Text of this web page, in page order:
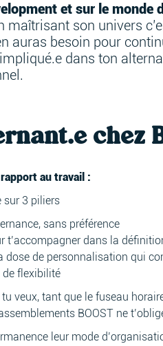
et sur le monde
maîtrisant son univers
auras besoin pour
dans ton
chez
au travail :
sur 3 piliers
sans préférence
t’accompagner dans la
dose de personnalisation qui
de flexibilité
veux, tant que le fuseau
BOOST ne
leur mode